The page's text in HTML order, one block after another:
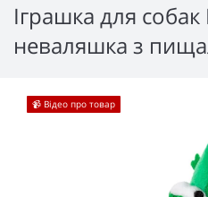
Іграшка для
неваляшка з
📹 Відео про товар